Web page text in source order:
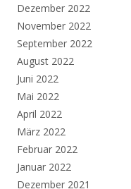
Dezember 2022
November 2022
September 2022
August 2022
Juni 2022
Mai 2022
April 2022
März 2022
Februar 2022
Januar 2022
Dezember 2021